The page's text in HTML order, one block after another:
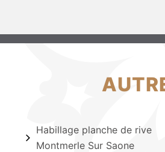
Habillage planche de rive
Montmerle Sur Saone